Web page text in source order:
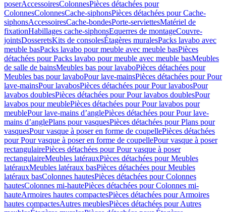
poserAccessoiresColonnesPièces détachées pour
ColonnesColonnesCache-siphonsPièces détachées pour Cache-
siphonsAccessoiresCache-bondesPorte-serviettesMatériel de
fixationHabillages cache-siphonsEquerres de montageCouvre-
jointsDosseretsKits de consolesÉtagères muralesPacks lavabo avec
meuble basPacks lavabo pour meuble avec meuble basPièces
détachées pour Packs lavabo pour meuble avec meuble basMeubles
de salle de bainsMeubles bas pour lavaboPièces détachées pour
Meubles bas pour lavaboPour lave-mainsPièces détachées pour Pour
lave-mainsPour lavabosPièces détachées pour Pour lavabosPour
lavabos doublesPièces détachées pour Pour lavabos doublesPour
lavabos pour meublePièces détachées pour Pour lavabos pour
meublePour lave-mains d’anglePièces détachées pour Pour lave-
mains d’anglePlans pour vasquesPièces détachées pour Plans pour
vasquesPour vasque à poser en forme de coupellePièces détachées
pour Pour vasque à poser en forme de coupellePour vasque à poser
rectangulairePièces détachées pour Pour vasque à poser
rectangulaireMeubles latérauxPièces détachées pour Meubles
latérauxMeubles latéraux basPièces détachées pour Meubles
latéraux basColonnes hautesPièces détachées pour Colonnes
hautesColonnes mi-hautePièces détachées pour Colonnes mi-
hauteArmoires hautes compactesPièces détachées pour Armoires
hautes compactesAutres meublesPièces détachées pour Autres